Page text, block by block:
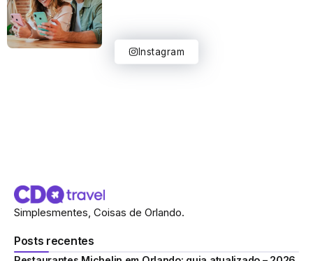
Instagram
Simplesmentes, Coisas de Orlando.
Posts recentes